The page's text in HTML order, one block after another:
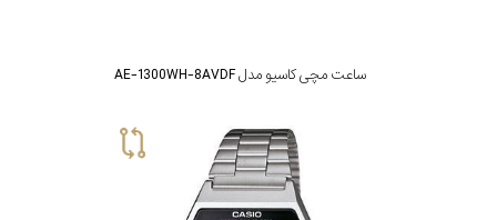
ساعت مچی کاسیو مدل AE-1300WH-8AVDF